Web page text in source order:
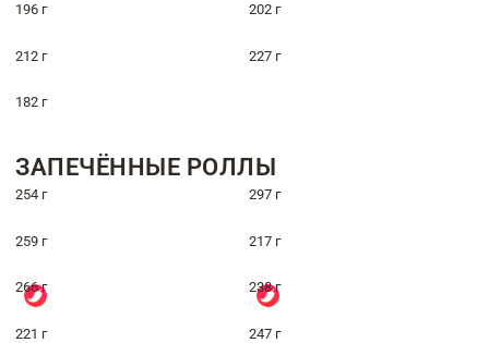
196 г 202 г
212 г 227 г
182 г
ЗАПЕЧЁННЫЕ РОЛЛЫ
254 г 297 г
259 г 217 г
266 г 238 г
221 г 247 г